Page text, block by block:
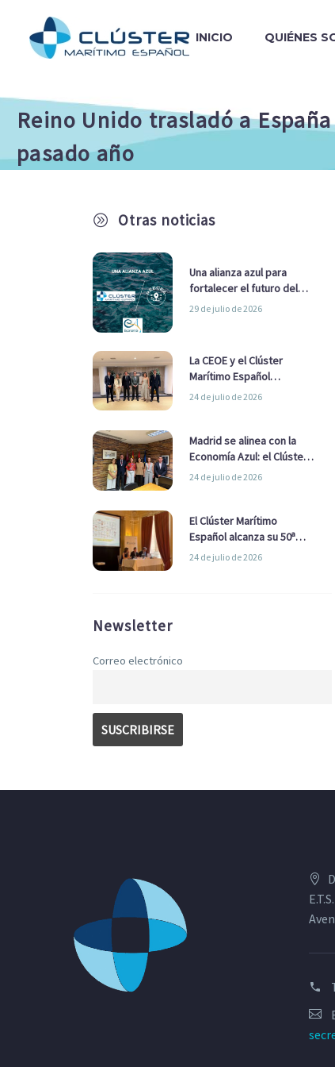
INICIO QUIÉNES
Reino Unido trasladó a
pasado año
A Otras noticias
Una alianza azul para
fortalecer el futuro del
sector marítimo
29 de julio de 2026
La CEOE y el Clúster
Marítimo Español
refuerzan su alianza para
24 de julio de 2026
Madrid se alinea con la
Economía Azul: el Clúster
Marítimo Español y la Real
Ayuntamiento
24 de julio de 2026
El Clúster Marítimo
Español alcanza su 50ª
Asamblea reafirmando su
24 de julio de 2026
Newsletter
Correo electrónico